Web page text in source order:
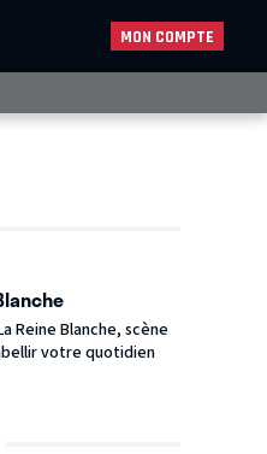
MON COMPTE
Reine Blanche, scène
votre quotidien